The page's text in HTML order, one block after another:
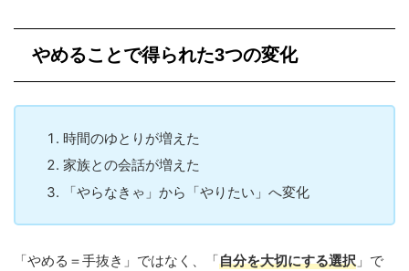
やめることで得られた3つの変化
時間のゆとりが増えた
家族との会話が増えた
「やらなきゃ」から「やりたい」へ変化
「やめる＝手抜き」ではなく、「自分を大切にする選択 」で